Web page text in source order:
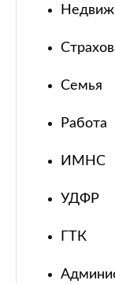
Семья
Работа
ИМНС
УДФР
ГТК